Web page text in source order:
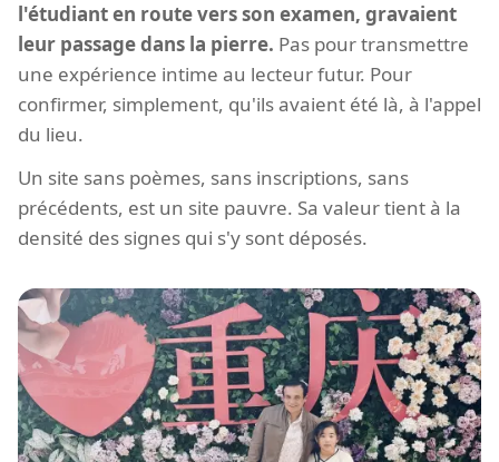
l'étudiant en route vers son examen, gravaient
leur passage dans la pierre. Pas pour transmettre
une expérience intime au lecteur futur. Pour
confirmer, simplement, qu'ils avaient été là, à l'appel
du lieu.
Un site sans poèmes, sans inscriptions, sans
précédents, est un site pauvre. Sa valeur tient à la
densité des signes qui s'y sont déposés.